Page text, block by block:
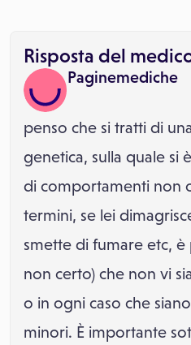
Risposta del
Paginemediche
penso che si tratti di
genetica, sulla quale si
di comportamenti non
termini, se lei
smette di fumare etc, è
non certo) che non vi
o in ogni caso che
minori. È importante